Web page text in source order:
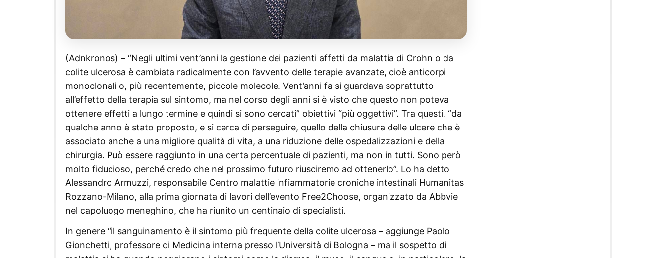
(Adnkronos) – “Negli ultimi vent’anni la gestione dei pazienti affetti da malattia di Crohn o da
colite ulcerosa è cambiata radicalmente con l’avvento delle terapie avanzate, cioè anticorpi
monoclonali o, più recentemente, piccole molecole. Vent’anni fa si guardava soprattutto
all’effetto della terapia sul sintomo, ma nel corso degli anni si è visto che questo non poteva
ottenere effetti a lungo termine e quindi si sono cercati” obiettivi “più oggettivi”. Tra questi, “da
qualche anno è stato proposto, e si cerca di perseguire, quello della chiusura delle ulcere che è
associato anche a una migliore qualità di vita, a una riduzione delle ospedalizzazioni e della
chirurgia. Può essere raggiunto in una certa percentuale di pazienti, ma non in tutti. Sono però
molto fiducioso, perché credo che nel prossimo futuro riusciremo ad ottenerlo”. Lo ha detto
Alessandro Armuzzi, responsabile Centro malattie infiammatorie croniche intestinali Humanitas
Rozzano-Milano, alla prima giornata di lavori dell’evento Free2Choose, organizzato da Abbvie
nel capoluogo meneghino, che ha riunito un centinaio di specialisti.
In genere “il sanguinamento è il sintomo più frequente della colite ulcerosa – aggiunge Paolo
Gionchetti, professore di Medicina interna presso l’Università di Bologna – ma il sospetto di